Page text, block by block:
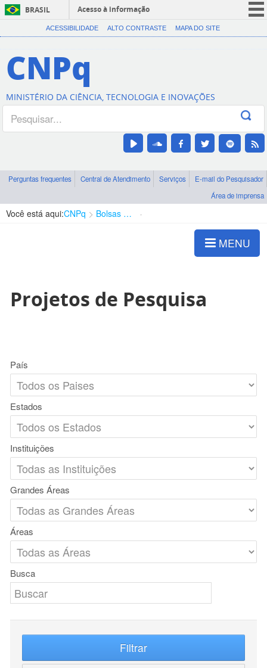
BRASIL
Acesso à informação
CORONAVÍRUS (COVID-19)
Canais
ACESSIBILIDADE ALTO CONTRASTE MAPA DO SITE
CNPq
MINISTÉRIO DA CIÊNCIA, TECNOLOGIA E INOVAÇÕES
Perguntas frequentes Central de Atendimento Serviços
E-mail do Pesquisador
Área de imprensa
Você está aqui:CNPq Bolsas e Auxílios Vigentes
MENU
Projetos de Pesquisa
País
Estados
Instituições
Grandes Áreas
Áreas
Busca
Filtrar